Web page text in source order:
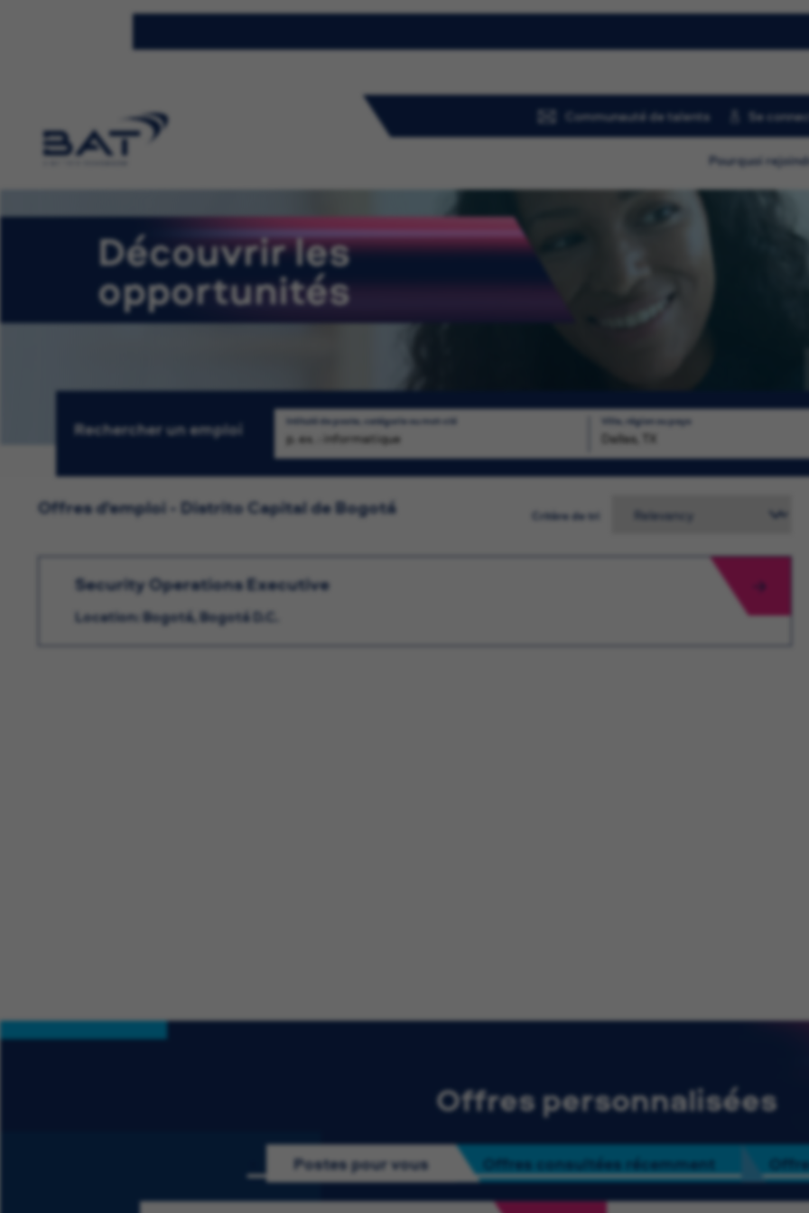
Communauté de talents Se
Pourquoi
Découvrir les
opportunités
Rechercher un emploi Intitulé de poste, catégorie ou mot-clé Ville, région ou pays
Rechercher
Critère de tri
Offres d'emploi - Distrito Capital de Bogotá
Security Operations Executive
Location: Bogotá, Bogotá D.C.
Offres personnalisées
Postes pour vous Offres consultées récemment